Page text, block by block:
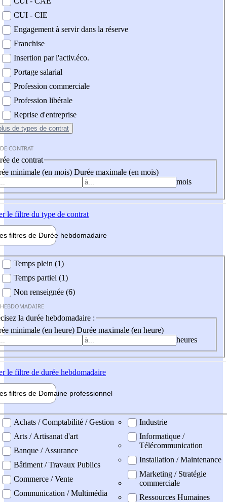
CUI - CIE
Engagement à servir dans la réserve
Franchise
Insertion par l'activ.éco.
Portage salarial
Profession commerciale
Profession libérale
Reprise d'entreprise
de types de contrat
CONTRAT
de contrat
minimale (en mois) Durée maximale (en mois)
mois
le filtre du type de contrat
filtres de Durée hebdomadaire
Temps plein (1)
Temps partiel (1)
Non renseignée (6)
la durée hebdomadaire :
minimale (en heure) Durée maximale (en heure)
heures
le filtre de durée hebdomadaire
filtres de Domaine professionnel
professionel
Achats / Comptabilité / Gestion
Arts / Artisanat d'art
Banque / Assurance
Bâtiment / Travaux Publics
Commerce / Vente
Communication / Multimédia
Industrie
Informatique /
Télécommunication
Installation / Maintenance
Marketing / Stratégie
commerciale
Ressources Humaines